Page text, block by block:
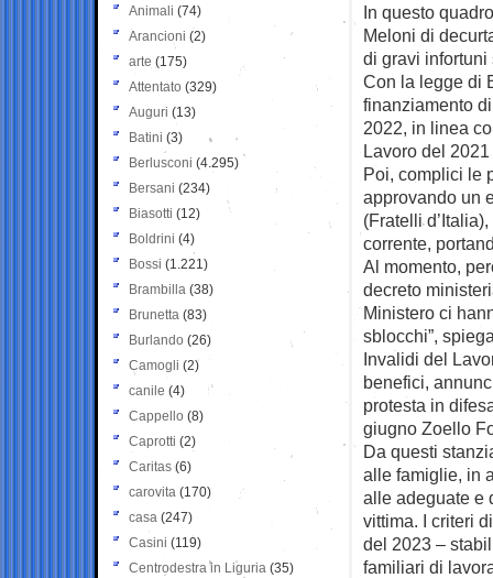
In questo
Meloni di
di gravi infortuni
Con la legge di
finanziamento
2022, in linea
Lavoro del
Poi, complici le
approvando un
(Fratelli
corrente,
Al momento,
decreto
Ministero ci
sblocchi”,
Invalidi del
benefici,
protesta in
giugno Zoello
Da questi
alle famiglie, in
alle adeguate e
vittima. I criteri
del 2023 –
familiari di
Animali (74)
Arancioni (2)
arte (175)
Attentato (329)
Auguri (13)
Batini (3)
Berlusconi (4.295)
Bersani (234)
Biasotti (12)
Boldrini (4)
Bossi (1.221)
Brambilla (38)
Brunetta (83)
Burlando (26)
Camogli (2)
canile (4)
Cappello (8)
Caprotti (2)
Caritas (6)
carovita (170)
casa (247)
Casini (119)
Centrodestra in Liguria (35)